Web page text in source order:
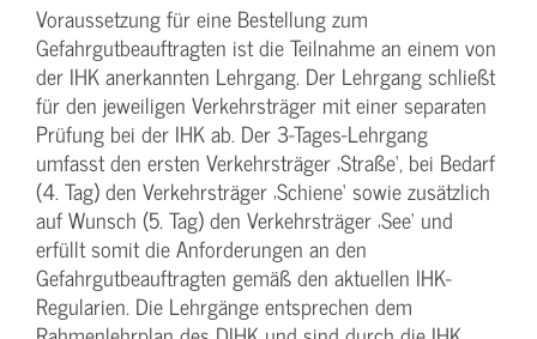
Voraussetzung für eine Bestellung zum
Gefahrgutbeauftragten ist die Teilnahme an einem von
der IHK anerkannten Lehrgang. Der Lehrgang schließt
für den jeweiligen Verkehrsträger mit einer separaten
Prüfung bei der IHK ab. Der 3-Tages-Lehrgang
umfasst den ersten Verkehrsträger ‚Straße‘, bei Bedarf
(4. Tag) den Verkehrsträger ‚Schiene‘ sowie zusätzlich
auf Wunsch (5. Tag) den Verkehrsträger ‚See‘ und
erfüllt somit die Anforderungen an den
Gefahrgutbeauftragten gemäß den aktuellen IHK-
Regularien. Die Lehrgänge entsprechen dem